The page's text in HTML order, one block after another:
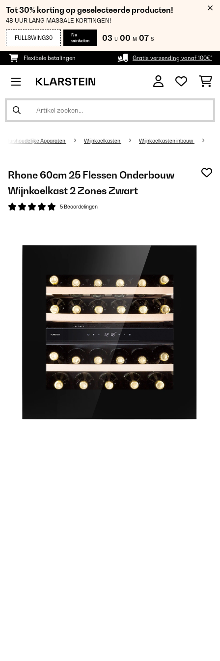
Tot 30% korting op geselecteerde producten!
48 UUR LANG MASSALE KORTINGEN!
FULLSWING30
Nu
winkelen
03 U 00 M 06 S
Flexibele betalingen Gratis verzending vanaf 100€*
Huishoudelijke Apparaten Wijnkoelkasten Wijnkoelkasten inbouw
Rhone 60cm 25 Flessen Onderbouw
Wijnkoelkast 2 Zones Zwart
5 Beoordelingen